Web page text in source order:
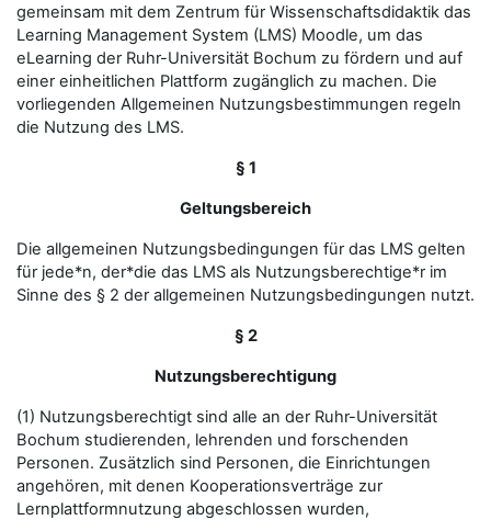
gemeinsam mit dem Zentrum für Wissenschaftsdidaktik das
Learning Management System (LMS) Moodle, um das
eLearning der Ruhr-Universität Bochum zu fördern und auf
einer einheitlichen Plattform zugänglich zu machen. Die
vorliegenden Allgemeinen Nutzungsbestimmungen regeln
die Nutzung des LMS.
§ 1
Geltungsbereich
Die allgemeinen Nutzungsbedingungen für das LMS gelten
für jede*n, der*die das LMS als Nutzungsberechtige*r im
Sinne des § 2 der allgemeinen Nutzungsbedingungen nutzt.
§ 2
Nutzungsberechtigung
(1) Nutzungsberechtigt sind alle an der Ruhr-Universität
Bochum studierenden, lehrenden und forschenden
Personen. Zusätzlich sind Personen, die Einrichtungen
angehören, mit denen Kooperationsverträge zur
Lernplattformnutzung abgeschlossen wurden,